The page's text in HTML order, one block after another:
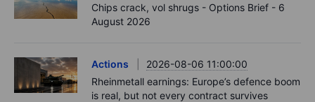
Chips crack, vol shrugs - Options Brief - 6
August 2026
Actions
2026-08-06 11:00:00
Rheinmetall earnings: Europe’s defence boom
is real, but not every contract survives